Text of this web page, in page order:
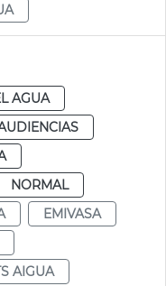
AGUA
NORMAL
EMIVASA
AIGUA